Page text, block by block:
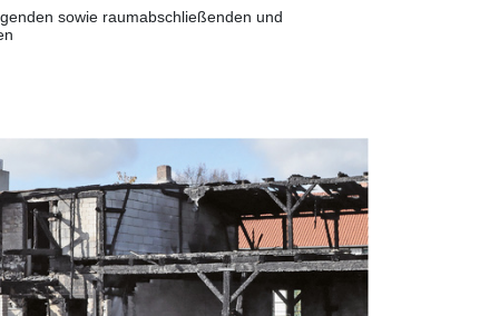
sowie raumabschließenden und